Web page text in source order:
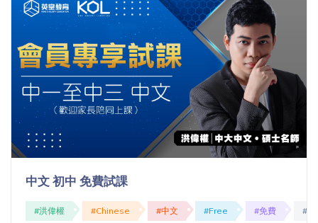
中文 初中 免費試課
#洪偉權 #Chinese #中文 #Free #免費